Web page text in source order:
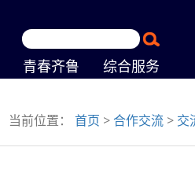
青春齐鲁 综合服务
当前位置： 首页 >合作交流 > 交